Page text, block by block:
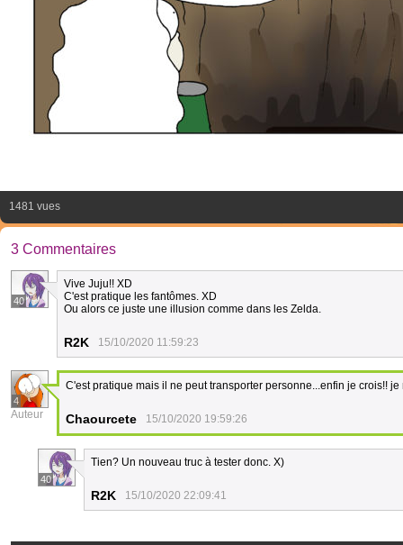
1481 vues
3 Commentaires
40
Vive Juju!! XD
C'est pratique les fantômes. XD
Ou alors ce juste une illusion comme dans les Zelda.
R2K 15/10/2020 11:59:23
4
Auteur
C'est pratique mais il ne peut transporter personne...enfin je crois!!
Chaourcete 15/10/2020 19:59:26
40
Tien? Un nouveau truc à tester donc. X)
R2K 15/10/2020 22:09:41